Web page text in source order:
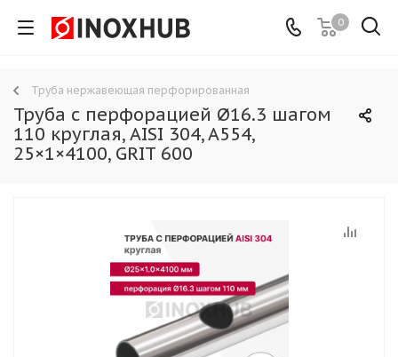
0
Труба нержавеющая перфорированная
Труба с перфорацией Ø16.3 шагом
110 круглая, AISI 304, A554,
25×1×4100, GRIT 600